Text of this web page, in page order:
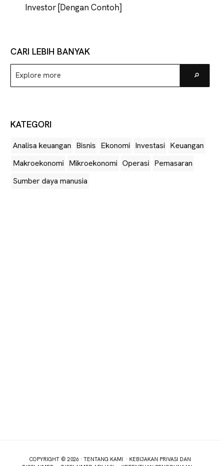
Investor [Dengan Contoh]
CARI LEBIH BANYAK
Explore
more
KATEGORI
Analisa keuangan Bisnis Ekonomi Investasi Keuangan
Makroekonomi Mikroekonomi Operasi Pemasaran
Sumber daya manusia
COPYRIGHT © 2026 · TENTANG KAMI · KEBIJAKAN PRIVASI DAN